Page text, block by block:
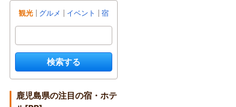
観光 グルメ イベント 宿
検索する
鹿児島県の注目の宿・ホテ